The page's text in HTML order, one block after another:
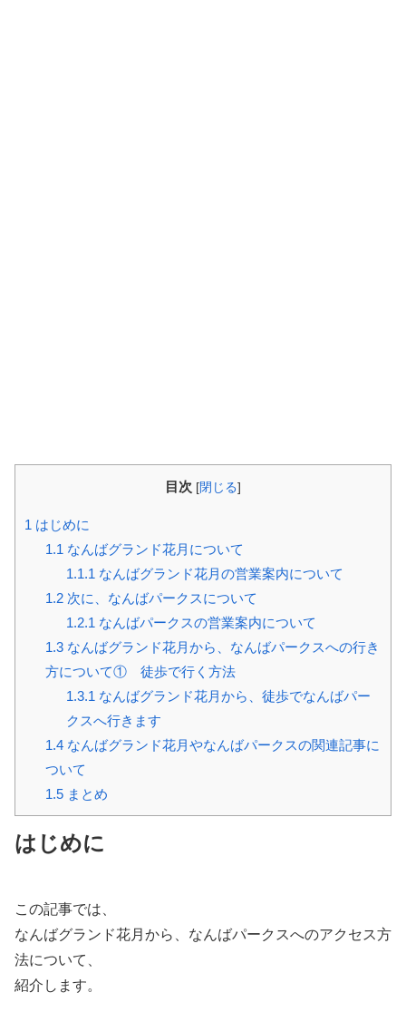
目次 [閉じる]
1 はじめに
1.1 なんばグランド花月について
1.1.1 なんばグランド花月の営業案内について
1.2次に、なんばパークスについて
1.2.1 なんばパークスの営業案内について
1.3なんばグランド花月から、なんばパークスへの行き
方について① 徒歩で行く方法
1.3.1 なんばグランド花月から、徒歩でなんばパー
クスへ行きます
1.4なんばグランド花月やなんばパークスの関連記事に
ついて
1.5まとめ
はじめに
この記事では、
なんばグランド花月から、なんばパークスへのアクセス方
法について、
紹介します。